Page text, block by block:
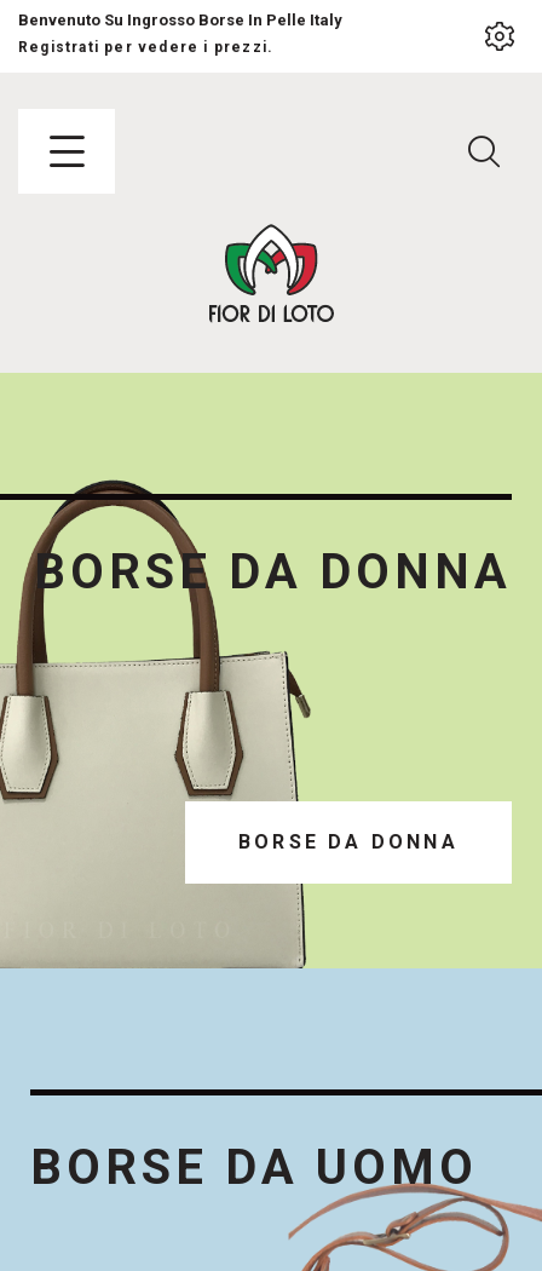
Benvenuto Su Ingrosso Borse In Pelle Italy
Registrati per vedere i prezzi.
BORSE DA DONNA
BORSE DA DONNA
BORSE DA UOMO